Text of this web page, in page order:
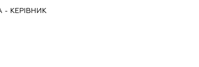
- КЕРІВНИК